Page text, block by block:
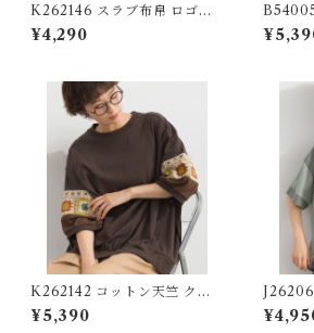
K262146 スラブ布帛 ロゴプ
リントコクーンTブラウス / Sl
ub Cotton Cocoon-Silhoue
¥4,290
替ロゴ
henille
K262142 コットン天竺 クロ
シェモチーフ切替プルオーバ
ー / Cotton Jersey Crochet
¥5,390
ズ】異
ルオー